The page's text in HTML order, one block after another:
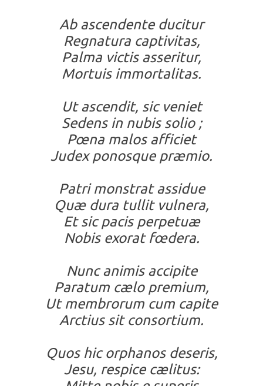
Ab ascendente ducitur
Regnatura captivitas,
Palma victis asseritur,
Mortuis immortalitas.
Ut ascendit, sic veniet
Sedens in nubis solio ;
Pœna malos afficiet
Judex ponosque præmio.
Patri monstrat assidue
Quæ dura tullit vulnera,
Et sic pacis perpetuæ
Nobis exorat fœdera.
Nunc animis accipite
Paratum cælo premium,
Ut membrorum cum capite
Arctius sit consortium.
Quos hic orphanos deseris,
Jesu, respice cælitus: